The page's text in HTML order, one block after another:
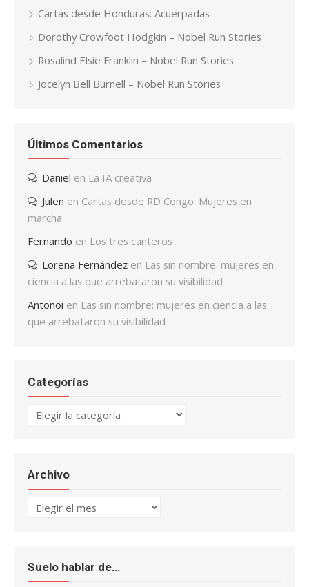
Cartas desde Honduras: Acuerpadas
Dorothy Crowfoot Hodgkin – Nobel Run Stories
Rosalind Elsie Franklin – Nobel Run Stories
Jocelyn Bell Burnell – Nobel Run Stories
Últimos Comentarios
Daniel en La IA creativa
Julen en Cartas desde RD Congo: Mujeres en
marcha
Fernando en Los tres canteros
Lorena Fernández en Las sin nombre: mujeres en
ciencia a las que arrebataron su visibilidad
Antonoi en Las sin nombre: mujeres en ciencia a las
que arrebataron su visibilidad
Categorías
Categorías
Archivo
Archivo
Suelo hablar de…